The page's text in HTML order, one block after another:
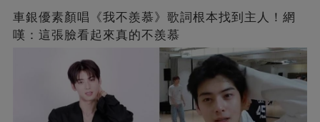
車銀優素顏唱《我不羨慕》歌詞根本找到主人！網
嘆：這張臉看起來真的不羨慕